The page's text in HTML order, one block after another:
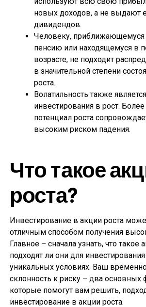
новых доходов, а не выдают
дивидендов.
Человеку, приближающемуся
пенсию или находящемуся в
возрасте, не подходит
в значительной степени
роста.
Волатильность также
инвестирования в рост.
потенциал роста
высоким риском падения.
Что такое
роста?
Инвестирование в акции роста
отличным способом получения
Главное – сначала узнать, что такое
подходят ли они для
уникальных условиях. Ваш
склонность к риску – два основных
которые помогут вам решить,
инвестирование в акции роста.